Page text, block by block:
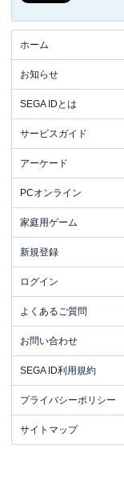
ホーム
お知らせ
SEGA IDとは
サービスガイド
アーケード
PCオンライン
家庭用ゲーム
新規登録
ログイン
よくあるご質問
お問い合わせ
SEGA ID利用規約
プライバシーポリシー
サイトマップ